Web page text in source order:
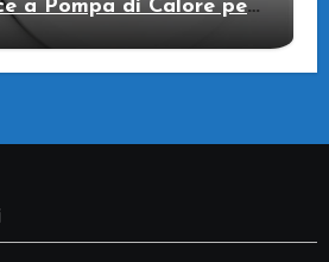
a Pompa di Calore per
Tuo Benessere